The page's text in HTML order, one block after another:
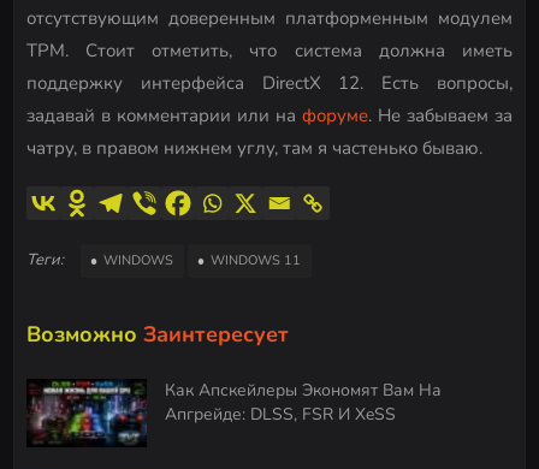
отсутствующим доверенным платформенным модулем
TPM. Стоит отметить, что система должна иметь
поддержку интерфейса DirectX 12. Есть вопросы,
задавай в комментарии или на форуме. Не забываем за
чатру, в правом нижнем углу, там я частенько бываю.
Теги: WINDOWS WINDOWS 11
Возможно Заинтересует
Как Апскейлеры Экономят Вам На
Апгрейде: DLSS, FSR И XeSS